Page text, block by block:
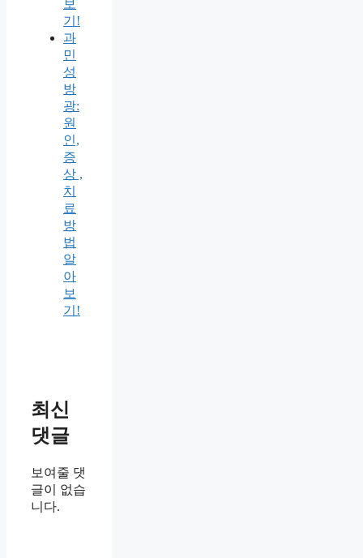
보
기!
과
민
성
방
광:
원
인,
증
상 ,
치
료
방
법
알
아
보
기!
최신
댓글
보여줄 댓
글이 없습
니다.